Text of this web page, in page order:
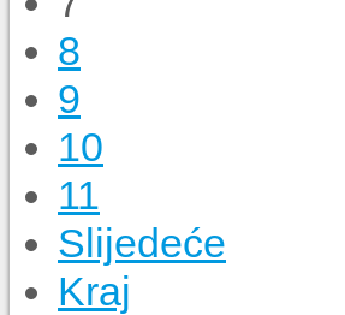
8
9
10
11
Slijedeće
Kraj